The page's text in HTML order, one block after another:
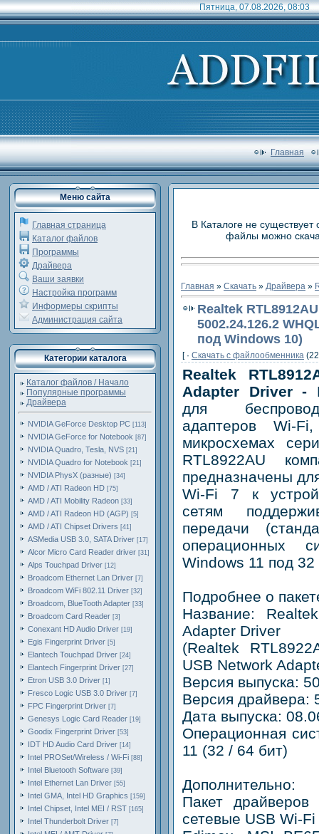
Пятница, 07.08.2026, 08:03
Главная
Меню сайта
Главная страница
Каталог файлов
Программы
Драйвера
Ваши заявки
Настройка программ
Информеры скрипты
Администрация сайта
Категории каталога
Каталог файлов / Начало
Популярные программы
Драйвера
NVIDIA GeForce Desktop PC [113]
NVIDIA GeForce for Notebook [87]
NVIDIA Quadro, Tesla, NVS [21]
NVIDIA Quadro for Notebook [21]
NVIDIA PhysX (разные) [34]
AMD / ATI Radeon HD [75]
AMD / ATI Mobility Radeon [33]
AMD / ATI Radeon HD (AGP) [5]
AMD / ATI Chipset Drivers [41]
ASMedia USB 3.0, SATA Driver [17]
Alcor Micro Card Reader driver [31]
Alps Touchpad Driver [12]
Broadcom Ethernet Lan Driver [7]
Broadcom WiFi 802.11 Driver [32]
Broadcom, BlueTooth Adapter [33]
Broadcom Card Reader [3]
Conexant HD Audio Driver [19]
Egis Fingerprint Driver [5]
Elantech Touchpad Driver [24]
Elantech Fingerprint Driver [27]
Etron USB 3.0 Driver [1]
Fresco Logic USB 3.0 Driver [7]
FPC Fingerprint Driver [7]
Genesys Logic Card Reader [19]
Goodix Fingerprint Driver [53]
IDT HD Audio Card Driver [14]
Intel PROSet/Wireless / Wi-Fi [88]
Intel Bluetooth Software [39]
Intel Ethernet Lan Driver [55]
Intel GMA, Intel HD Graphics [159]
Intel Chipset, Intel MEI / RST [165]
Intel Thunderbolt Driver [7]
В Каталоге не
файлы можно
Главная » Скачать » Драйвера »
Realtek
5002.24.126.2
под Windows 10)
[ · Скачать c файлообменника
Realtek
Adapter Driver -
для
адаптеров Wi-
микросхемах
RTL8922AU
предназначены
Wi-Fi 7 к
сетям
передачи
операционных
Windows 11 под 32
Подробнее о
Название:
Adapter Driver
(Realtek
USB Network
Версия выпуска:
Версия драйвера:
Дата выпуска:
Операционная
11 (32 / 64 бит)
Дополнительно:
Пакет
сетевые USB Wi-